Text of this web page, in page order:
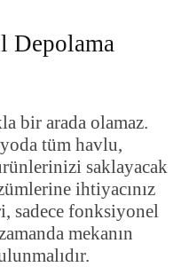
Depolama
bir arada olamaz.
tüm havlu,
saklayacak
ihtiyacınız
sadece fonksiyonel
mekanın